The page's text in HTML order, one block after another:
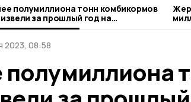
полумиллиона тонн комбикормов
за прошлый год на
предприятии
2023, 08:58
полумиллиона